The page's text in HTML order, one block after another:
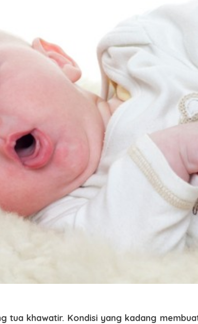
tua khawatir. Kondisi yang kadang